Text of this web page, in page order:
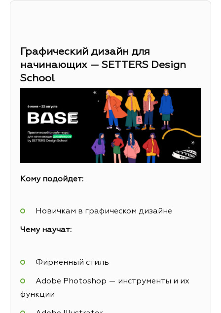
Графический дизайн для
начинающих — SETTERS Design
School
Кому подойдет:
Новичкам в графическом дизайне
Чему научат:
Фирменный стиль
Adobe Photoshop — инструменты и их
функции